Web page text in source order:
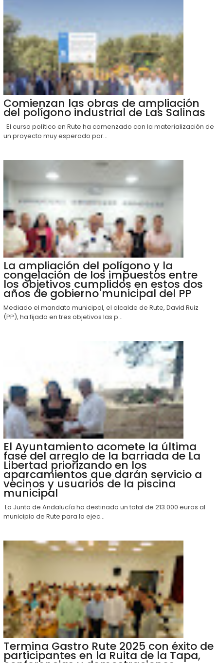
Comienzan las obras de ampliación
del polígono industrial de Las Salinas
El curso político en Rute ha comenzado con la materialización de
un proyecto muy esperado par...
La ampliación del polígono y la
congelación de los impuestos entre
los objetivos cumplidos en estos dos
años de gobierno municipal del PP
Mediado el mandato municipal, el alcalde de Rute, David Ruiz
(PP), ha fijado en tres objetivos las p...
El Ayuntamiento acomete la última
fase del arreglo de la barriada de La
Libertad priorizando en los
aparcamientos que darán servicio a
vecinos y usuarios de la piscina
municipal
La Junta de Andalucía ha destinado un total de 213.000 euros al
municipio de Rute para la ejec...
Termina Gastro Rute 2025 con éxito de
participantes en la Ruita de la Tapa,